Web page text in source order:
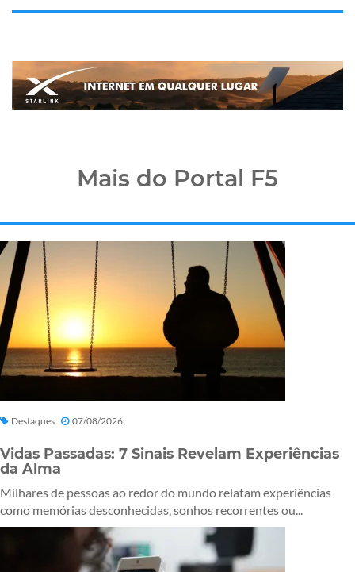
Mais do Portal F5
Destaques 07/08/2026
Vidas Passadas: 7 Sinais Revelam Experiências
da Alma
Milhares de pessoas ao redor do mundo relatam experiências
como memórias desconhecidas, sonhos recorrentes ou...